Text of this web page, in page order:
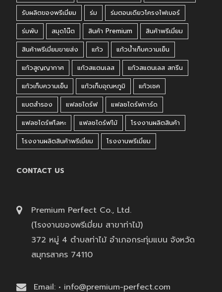
รับผลิตของพรีเมี่ยม
ร่ม
ร่มตอนเดียวโครงไฟเบอร์
ร่มพับ
สมุดโน๊ต สินค้า Premium
สินค้าพรีเมี่ยม
สินค้าพรีเมี่ยมขายส่ง
แก้ว
แก้วน้ำเก็บความเย็น
แก้วสูญญากาศ
แก้วสแตนเลส
แก้วสแตนเลส สกรีน
แก้วเก็บความเย็น
แก้วเก็บอุณหภูมิ
แก้วเชค
แบตสำรอง
แฟลชไดร์ฟ
แฟลชไดร์ฟการ์ด
แฟลชไดร์ฟโลหะ
แฟลชไดร์ฟไม้
โรงงานผลิตสินค้า
โรงงานผลิตสินค้าพรีเมี่ยม
โรงงานพรีเมี่ยม
CONTACT US
Premium Perfect Co., Ltd.
(โรงงานของพรีเมี่ยม สาขาท่าไม้)
372 หมู่ 4 ตำบลท่าไม้ อำเภอกระทุ่มแบน จังหวัด
สมุทรสาคร 74110
Email: • info@premium-perfect.com